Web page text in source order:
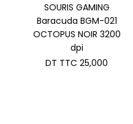
SOURIS GAMING
Baracuda BGM-021
OCTOPUS NOIR 3200
dpi
DT TTC 25,000